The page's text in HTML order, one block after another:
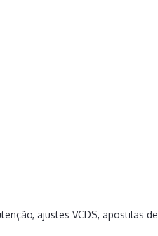
ajustes VCDS, apostilas de